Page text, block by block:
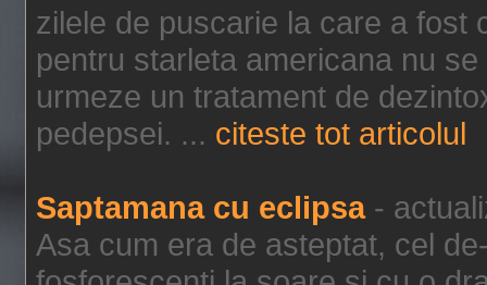
zilele de puscarie la care a fost
pentru starleta americana nu
urmeze un tratament de
pedepsei. ... citeste tot articolul
Saptamana cu eclipsa-
Asa cum era de asteptat, cel